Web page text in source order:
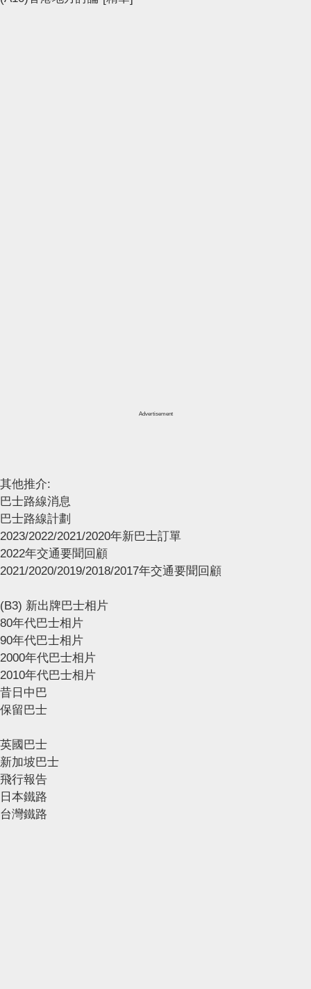
Advertisement
其他推介:
巴士路線消息
巴士路線計劃
2023/2022/2021/2020年新巴士訂單
2022年交通要聞回顧
2021/2020/2019/2018/2017年交通要聞回顧
(B3) 新出牌巴士相片
80年代巴士相片
90年代巴士相片
2000年代巴士相片
2010年代巴士相片
昔日中巴
保留巴士
英國巴士
新加坡巴士
飛行報告
日本鐵路
台灣鐵路